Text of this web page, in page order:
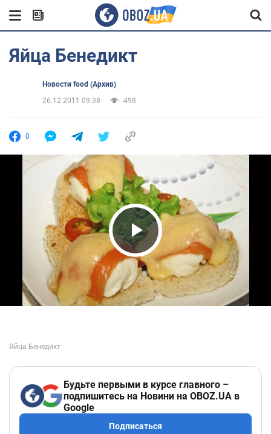
Яйца Бенедикт
Новости food (Архив)
26.12.2011 09:38
498
0
Play Video
Будьте первыми в курсе главного –
подпишитесь на Новини на OBOZ.UA в
Google
Подписаться